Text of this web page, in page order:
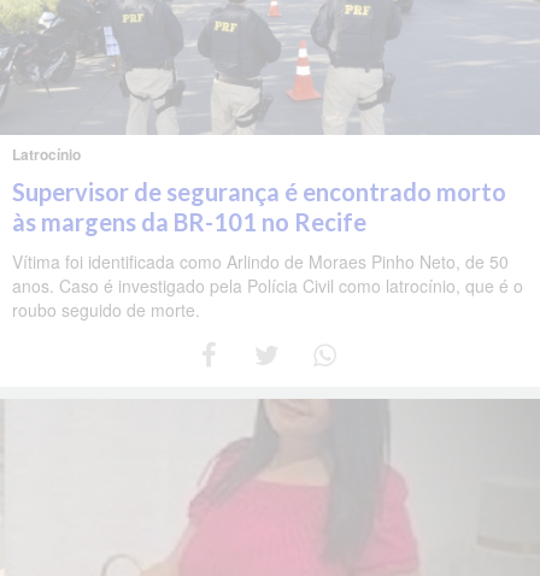
Latrocínio
Supervisor de segurança é encontrado morto
às margens da BR-101 no Recife
Vítima foi identificada como Arlindo de Moraes Pinho Neto, de 50
anos. Caso é investigado pela Polícia Civil como latrocínio, que é o
roubo seguido de morte.